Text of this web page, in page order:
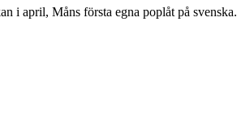
i april, Måns första egna poplåt på svenska.